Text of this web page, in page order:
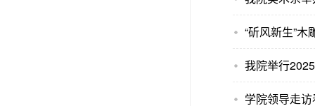
“斫风新生”木
我院举行
学院领导走